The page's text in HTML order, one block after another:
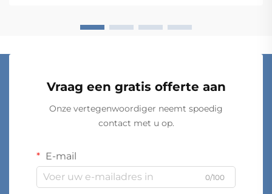
Vraag een gratis offerte aan
Onze vertegenwoordiger neemt spoedig
contact met u op.
E-mail
0/100